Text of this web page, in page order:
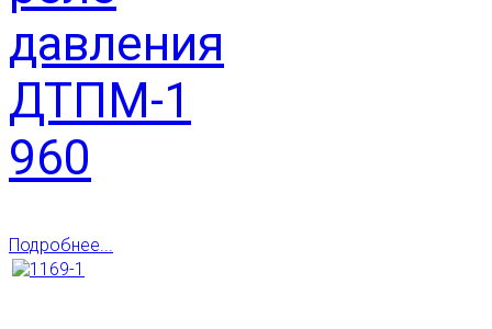
давления
ДТПМ-1
960
Подробнее...